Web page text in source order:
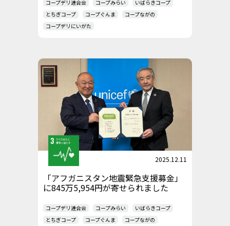
コープデリ連合会 コープみらい
いばらきコープ
とちぎコープ
コープぐんま
コープながの
コープデリにいがた
2025.12.11
「アフガニスタン地震緊急支援募金」
に845万5,954円が寄せられました
コープデリ連合会 コープみらい
いばらきコープ
とちぎコープ
コープぐんま
コープながの